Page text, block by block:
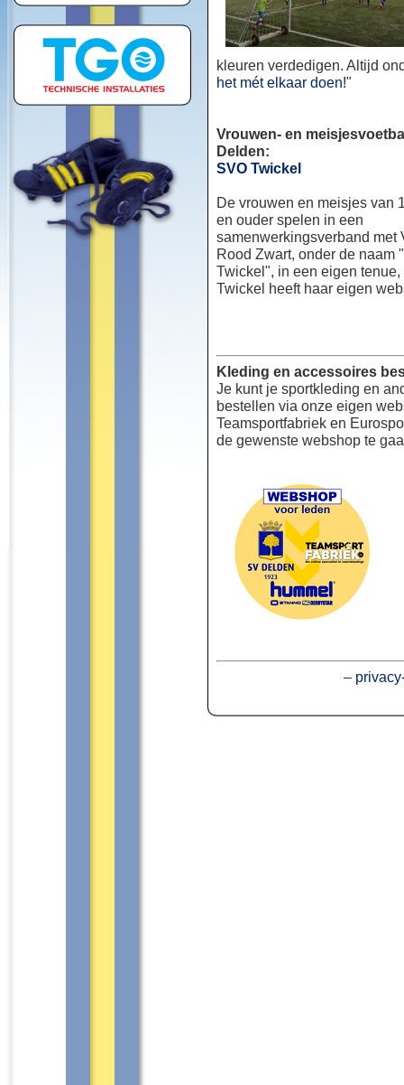
kleuren verdedigen. Altijd
het mét elkaar doen!"
Vrouwen- en
Delden:
SVO Twickel
De vrouwen en meisjes van
en ouder spelen in een
samenwerkingsverband met
Rood Zwart, onder de naam
Twickel", in een eigen
Twickel heeft haar eigen
Kleding en accessoires
Je kunt je sportkleding en
bestellen via onze eigen
Teamsportfabriek en
de gewenste webshop te
–